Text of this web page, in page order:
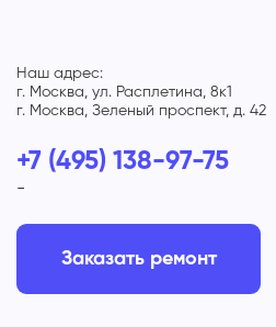
Наш адрес:
г. Москва, ул. Расплетина, 8к1
г. Москва, Зеленый проспект, д. 42
+7 (495) 138-97-75
-
Заказать ремонт